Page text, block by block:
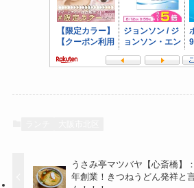
うさみ亭マツバヤ【心斎橋
年創業！きつねうどん発祥と